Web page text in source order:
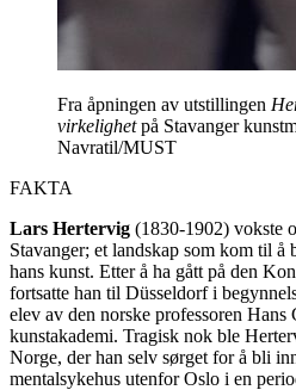
Fra åpningen av utstillingen
virkelighetpå Stavanger
Navratil/MUST
FAKTA
Lars Hertervig (1830-1902) vokste
Stavanger; et landskap som kom til å
hans kunst. Etter å ha gått på den
fortsatte han til Düsseldorf i
elev av den norske professoren Hans
kunstakademi. Tragisk nok ble
Norge, der han selv sørget for å bli
mentalsykehus utenfor Oslo i en